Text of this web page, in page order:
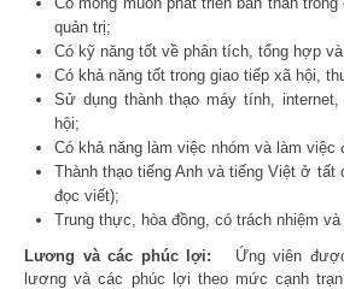
quản trị;
Có kỹ năng tốt về phân tích, tổng hợp
Có khả năng tốt trong giao tiếp xã hội,
Sử dụng thành thạo máy tính,
hội;
Có khả năng làm việc nhóm và làm việc
Thành thạo tiếng Anh và tiếng Việt ở tất
đọc viết);
Trung thực, hòa đồng, có trách nhiệm
Lương và các phúc lợi: Ứng viên
lương và các phúc lợi theo mức cạnh